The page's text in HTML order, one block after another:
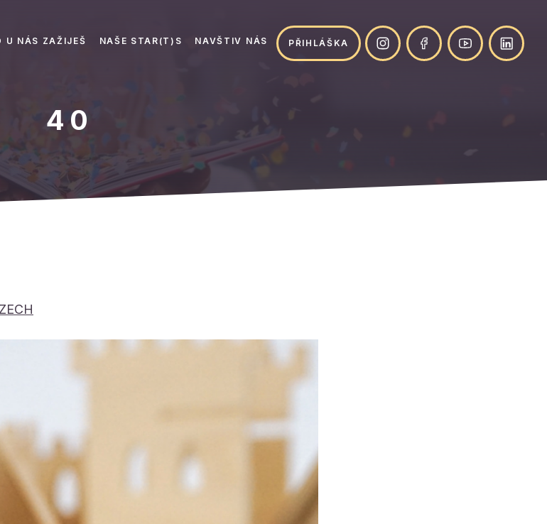
U NÁS ZAŽIJEŠ NAŠE STAR(T)S NAVŠTIV NÁS PŘIHLÁŠKA
40